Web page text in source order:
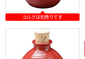
コルクは別売りです